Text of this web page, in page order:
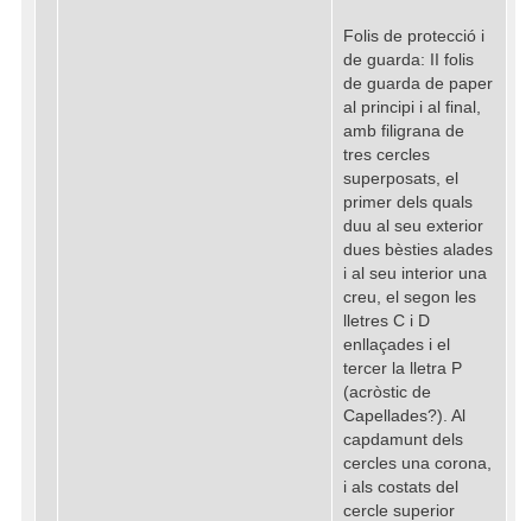
Folis de protecció i
de guarda: II folis
de guarda de paper
al principi i al final,
amb filigrana de
tres cercles
superposats, el
primer dels quals
duu al seu exterior
dues bèsties alades
i al seu interior una
creu, el segon les
lletres C i D
enllaçades i el
tercer la lletra P
(acròstic de
Capellades?). Al
capdamunt dels
cercles una corona,
i als costats del
cercle superior